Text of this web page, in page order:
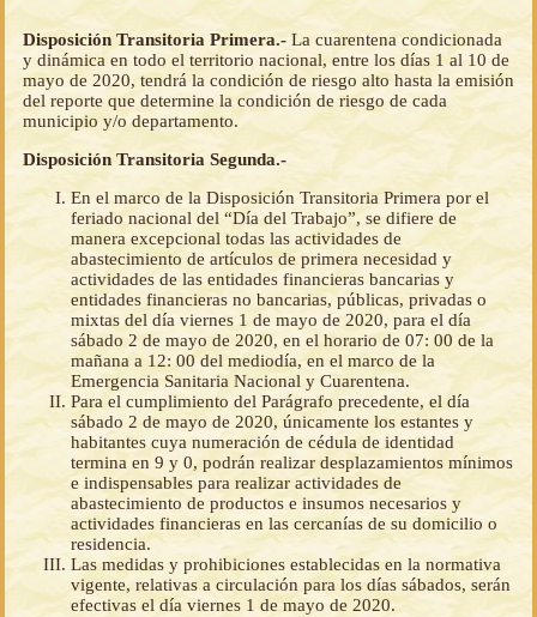
Disposición Transitoria Primera.-La cuarentena condicionada
y dinámica en todo el territorio nacional, entre los días 1 al 10 de
mayo de 2020, tendrá la condición de riesgo alto hasta la emisión
del reporte que determine la condición de riesgo de cada
municipio y/o departamento.
Disposición Transitoria Segunda.-
En el marco de la Disposición Transitoria Primera por el
feriado nacional del “Día del Trabajo”, se difiere de
manera excepcional todas las actividades de
abastecimiento de artículos de primera necesidad y
actividades de las entidades financieras bancarias y
entidades financieras no bancarias, públicas, privadas o
mixtas del día viernes 1 de mayo de 2020, para el día
sábado 2 de mayo de 2020, en el horario de 07: 00 de la
mañana a 12: 00 del mediodía, en el marco de la
Emergencia Sanitaria Nacional y Cuarentena.
Para el cumplimiento del Parágrafo precedente, el día
sábado 2 de mayo de 2020, únicamente los estantes y
habitantes cuya numeración de cédula de identidad
termina en 9 y 0, podrán realizar desplazamientos mínimos
e indispensables para realizar actividades de
abastecimiento de productos e insumos necesarios y
actividades financieras en las cercanías de su domicilio o
residencia.
Las medidas y prohibiciones establecidas en la normativa
vigente, relativas a circulación para los días sábados, serán
efectivas el día viernes 1 de mayo de 2020.